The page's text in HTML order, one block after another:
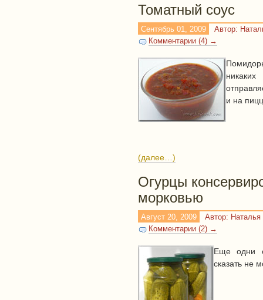
Томатный соус
Сентябрь 01, 2009
Автор:
Комментарии (4) →
и на
(далее…)
Огурцы
морковью
Август 20, 2009
Автор:
Комментарии (2) →
Еще одни
сказать не